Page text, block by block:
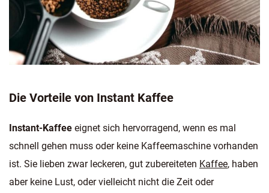
Die Vorteile von Instant Kaffee
Instant-Kaffee eignet sich hervorragend, wenn es mal
schnell gehen muss oder keine Kaffeemaschine vorhanden
ist. Sie lieben zwar leckeren, gut zubereiteten Kaffee, haben
aber keine Lust, oder vielleicht nicht die Zeit oder